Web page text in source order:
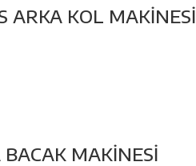
ARKA KOL MAKİNESİ
MAKİNESİ